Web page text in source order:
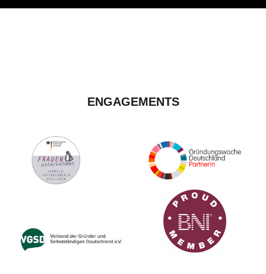
ENGAGEMENTS